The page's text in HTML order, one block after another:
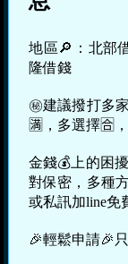
地區🔎：北部
隆借錢
㊙建議撥打多
🈵，多選擇🈴
金錢💰上的困
對保密，多種
或私訊加line免
🎉輕鬆申請🎉